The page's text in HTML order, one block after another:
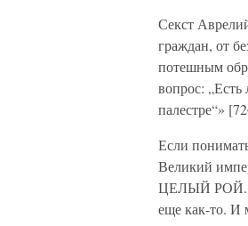
Секст
граждан, от
потешным
вопрос: „Есть
палестре“»
Если
Великий
ЦЕЛЫЙ РОЙ.
еще как-то. И